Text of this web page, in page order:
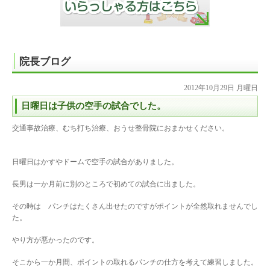
院長ブログ
2012年10月29日 月曜日
日曜日は子供の空手の試合でした。
交通事故治療、むち打ち治療、おうせ整骨院におまかせください。
日曜日はかすやドームで空手の試合がありました。
長男は一か月前に別のところで初めての試合に出ました。
その時は パンチはたくさん出せたのですがポイントが全然取れませんでし
た。
やり方が悪かったのです。
そこから一か月間、ポイントの取れるパンチの仕方を考えて練習しました。